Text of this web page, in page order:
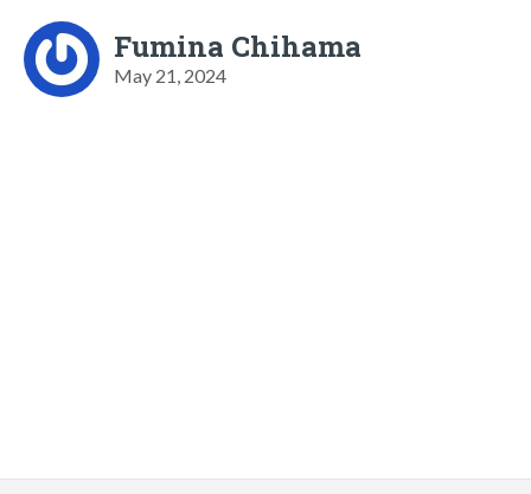
Fumina Chihama
May 21, 2024